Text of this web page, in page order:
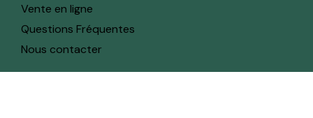
Vente en ligne
Questions Fréquentes
Nous contacter